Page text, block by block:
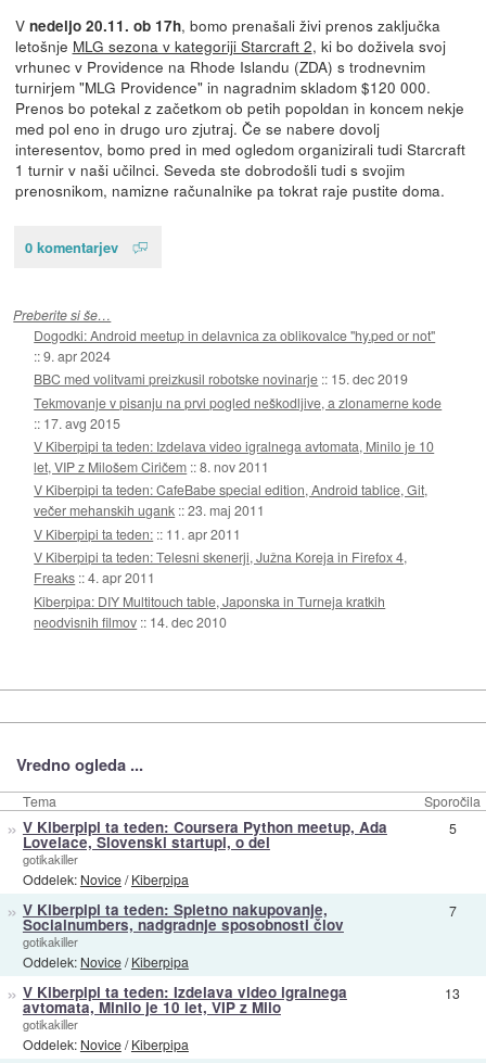
V nedeljo 20.11. ob 17h, bomo prenašali živi prenos zaključka
letošnje MLG sezona v kategoriji Starcraft 2, ki bo doživela svoj
vrhunec v Providence na Rhode Islandu (ZDA) s trodnevnim
turnirjem "MLG Providence" in nagradnim skladom $120 000.
Prenos bo potekal z začetkom ob petih popoldan in koncem nekje
med pol eno in drugo uro zjutraj. Če se nabere dovolj
interesentov, bomo pred in med ogledom organizirali tudi Starcraft
1 turnir v naši učilnci. Seveda ste dobrodošli tudi s svojim
prenosnikom, namizne računalnike pa tokrat raje pustite doma.
0 komentarjev
Preberite si še…
Dogodki: Android meetup in delavnica za oblikovalce "hy.ped or not"
::9. apr 2024
BBC med volitvami preizkusil robotske novinarje :: 15. dec 2019
Tekmovanje v pisanju na prvi pogled neškodljive, a zlonamerne kode
:: 17. avg 2015
V Kiberpipi ta teden: Izdelava video igralnega avtomata, Minilo je 10
let, VIP z Milošem Ciričem ::8. nov 2011
V Kiberpipi ta teden: CafeBabe special edition, Android tablice, Git,
večer mehanskih ugank ::23. maj 2011
V Kiberpipi ta teden: :: 11. apr 2011
V Kiberpipi ta teden: Telesni skenerji, Južna Koreja in Firefox 4,
Freaks ::4. apr 2011
Kiberpipa: DIY Multitouch table, Japonska in Turneja kratkih
neodvisnih filmov :: 14. dec 2010
Vredno ogleda ...
Tema Sporočila
» V Kiberpipi ta teden: Coursera Python meetup, Ada
Lovelace, Slovenski startupi, o del
gotikakiller
Oddelek: Novice/Kiberpipa
5
» V Kiberpipi ta teden: Spletno nakupovanje,
Socialnumbers, nadgradnje sposobnosti člov
gotikakiller
Oddelek: Novice/Kiberpipa
7
» V Kiberpipi ta teden: Izdelava video igralnega
avtomata, Minilo je 10 let, VIP z Milo
gotikakiller
Oddelek: Novice/Kiberpipa
13